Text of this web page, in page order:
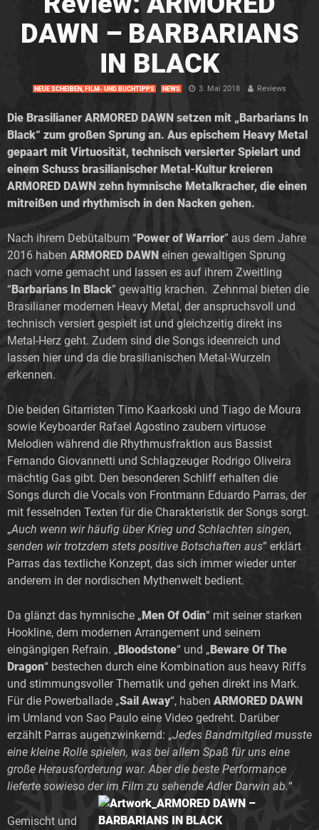
DAWN – BARBARIANS
IN BLACK
NEUE SCHEIBEN, FILM- UND BUCHTIPPS NEWS 3. Mai 2018 Reviews
Die Brasilianer ARMORED DAWN setzen mit „Barbarians In
Black“ zum großen Sprung an. Aus epischem Heavy Metal
gepaart mit Virtuosität, technisch versierter Spielart und
einem Schuss brasilianischer Metal-Kultur kreieren
ARMORED DAWN zehn hymnische Metalkracher, die einen
mitreißen und rhythmisch in den Nacken gehen.
Nach ihrem Debütalbum “Power of Warrior” aus dem Jahre
2016 haben ARMORED DAWN einen gewaltigen Sprung
nach vorne gemacht und lassen es auf ihrem Zweitling
“Barbarians In Black” gewaltig krachen. Zehnmal bieten die
Brasilianer modernen Heavy Metal, der anspruchsvoll und
technisch versiert gespielt ist und gleichzeitig direkt ins
Metal-Herz geht. Zudem sind die Songs ideenreich und
lassen hier und da die brasilianischen Metal-Wurzeln
erkennen.
Die beiden Gitarristen Timo Kaarkoski und Tiago de Moura
sowie Keyboarder Rafael Agostino zaubern virtuose
Melodien während die Rhythmusfraktion aus Bassist
Fernando Giovannetti und Schlagzeuger Rodrigo Oliveira
mächtig Gas gibt. Den besonderen Schliff erhalten die
Songs durch die Vocals von Frontmann Eduardo Parras, der
mit fesselnden Texten für die Charakteristik der Songs sorgt.
„Auch wenn wir häufig über Krieg und Schlachten singen,
senden wir trotzdem stets positive Botschaften aus” erklärt
Parras das textliche Konzept, das sich immer wieder unter
anderem in der nordischen Mythenwelt bedient.
Da glänzt das hymnische „Men Of Odin“ mit seiner starken
Hookline, dem modernen Arrangement und seinem
eingängigen Refrain. „Bloodstone“ und „Beware Of The
Dragon“ bestechen durch eine Kombination aus heavy Riffs
und stimmungsvoller Thematik und gehen direkt ins Mark.
Für die Powerballade „Sail Away“, haben ARMORED DAWN
im Umland von Sao Paulo eine Video gedreht. Darüber
erzählt Parras augenzwinkernd: „Jedes Bandmitglied musste
eine kleine Rolle spielen, was bei allem Spaß für uns eine
große Herausforderung war. Aber die beste Performance
lieferte sowieso der im Film zu sehende Adler Darwin ab.“
Gemischt und